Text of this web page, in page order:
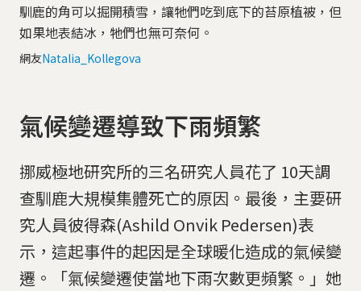
馴鹿的角可以掘開積雪，讓牠們吃到底下的苔原植被，但
如果地表結冰，牠們也無可奈何。
網友Natalia_Kollegova
氣候變遷導致下雨頻繁
挪威極地研究所的三名研究人員花了 10天調
查馴鹿大規模集體死亡的原因。最後，主要研
究人員彼得森(Ashild Onvik Pedersen)表
示，這起事件的起因是全球暖化造成的氣候變
遷。「氣候變遷使當地下雨次數更頻繁。」她